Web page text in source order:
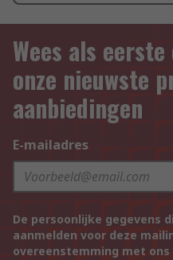
Wees als
onze nieuwste
aanbiedingen
E-mailadres
De persoonlijke gegevens
aanmelden voor deze
overeenstemming met ons